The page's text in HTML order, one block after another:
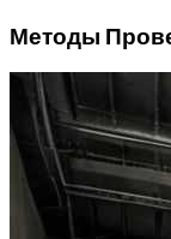
Методы